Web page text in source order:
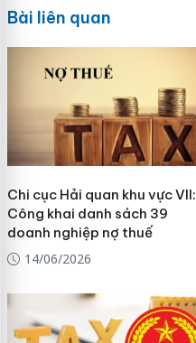
Bài liên quan
Chi cục Hải quan khu vực VII:
Công khai danh sách 39
doanh nghiệp nợ thuế
14/06/2026